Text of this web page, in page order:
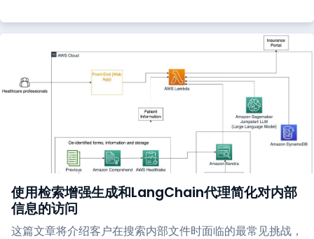
使用检索增强生成和LangChain代理简化对内部
信息的访问
这篇文章将介绍客户在搜索内部文件时面临的最常见挑战，